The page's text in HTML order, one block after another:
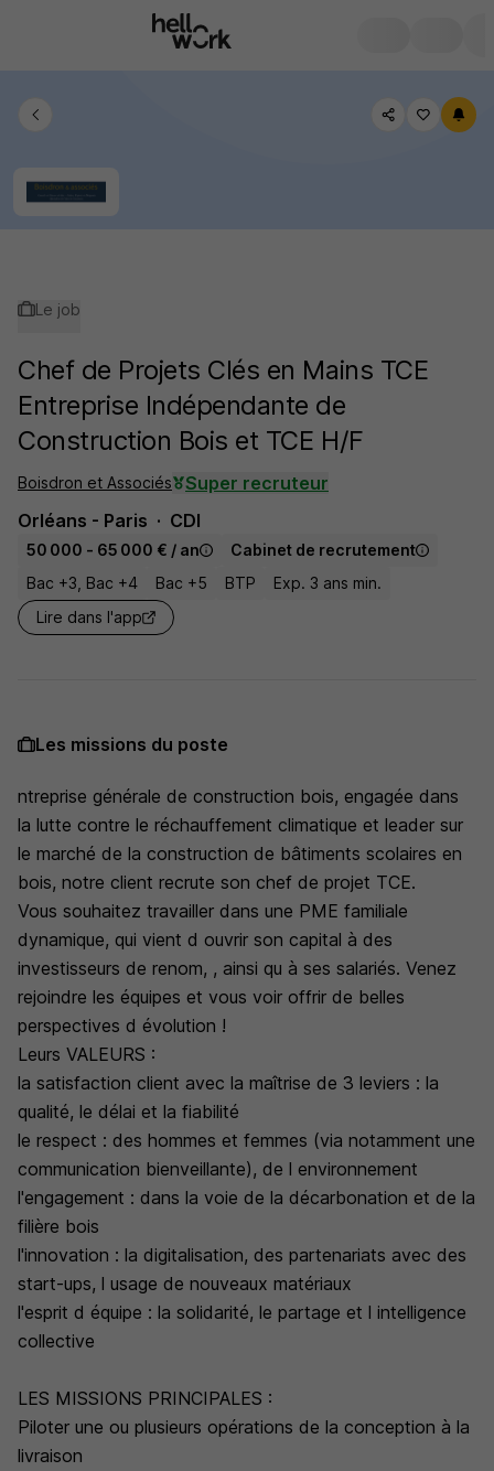
Le job
Chef de Projets Clés en Mains TCE
Entreprise Indépendante de
Construction Bois et TCE H/F
Boisdron et Associés
Super recruteur
Orléans - Paris
CDI
50 000 - 65 000 € / an
Cabinet de recrutement
Bac +3, Bac +4
Bac +5 BTP
Exp. 3 ans min.
Lire dans l'app
Les missions du poste
ntreprise générale de construction bois, engagée dans
la lutte contre le réchauffement climatique et leader sur
le marché de la construction de bâtiments scolaires en
bois, notre client recrute son chef de projet TCE.
Vous souhaitez travailler dans une PME familiale
dynamique, qui vient d ouvrir son capital à des
investisseurs de renom, , ainsi qu à ses salariés. Venez
rejoindre les équipes et vous voir offrir de belles
perspectives d évolution !
Leurs VALEURS :
la satisfaction client avec la maîtrise de 3 leviers : la
qualité, le délai et la fiabilité
le respect : des hommes et femmes (via notamment une
communication bienveillante), de l environnement
l'engagement : dans la voie de la décarbonation et de la
filière bois
l'innovation : la digitalisation, des partenariats avec des
start-ups, l usage de nouveaux matériaux
l'esprit d équipe : la solidarité, le partage et l intelligence
collective
LES MISSIONS PRINCIPALES :
Piloter une ou plusieurs opérations de la conception à la
livraison